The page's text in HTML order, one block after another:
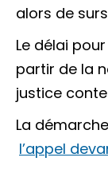
alors de
Le délai
partir de la
justice
La
l’appel